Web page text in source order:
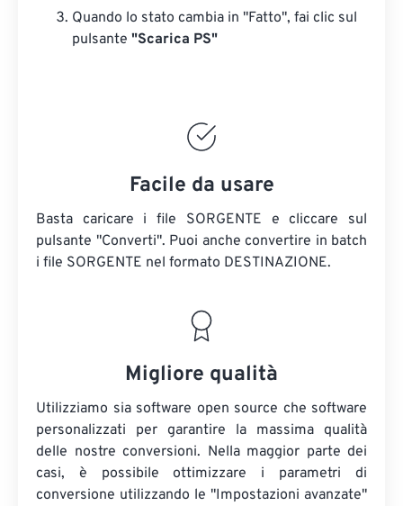
Quando lo stato cambia in "Fatto", fai clic sul
pulsante "Scarica PS"
Facile da usare
Basta caricare i file SORGENTE e cliccare sul
pulsante "Converti". Puoi anche convertire in batch
i file SORGENTE nel formato DESTINAZIONE.
Migliore qualità
Utilizziamo sia software open source che software
personalizzati per garantire la massima qualità
delle nostre conversioni. Nella maggior parte dei
casi, è possibile ottimizzare i parametri di
conversione utilizzando le "Impostazioni avanzate"